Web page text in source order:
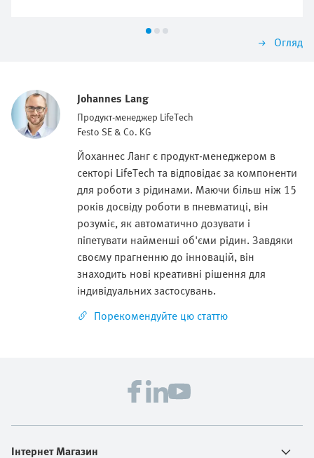
Огляд
Johannes Lang
Продукт-менеджер LifeTech
Festo SE & Co. KG
Йоханнес Ланг є продукт-менеджером в
секторі LifeTech та відповідає за компоненти
для роботи з рідинами. Маючи більш ніж 15
років досвіду роботи в пневматиці, він
розуміє, як автоматично дозувати і
піпетувати найменші об'єми рідин. Завдяки
своєму прагненню до інновацій, він
знаходить нові креативні рішення для
індивідуальних застосувань.
Порекомендуйте цю статтю
Інтернет Магазин